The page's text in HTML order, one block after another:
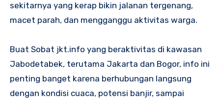
sekitarnya yang kerap bikin jalanan tergenang,
macet parah, dan mengganggu aktivitas warga.
Buat Sobat jkt.info yang beraktivitas di kawasan
Jabodetabek, terutama Jakarta dan Bogor, info ini
penting banget karena berhubungan langsung
dengan kondisi cuaca, potensi banjir, sampai